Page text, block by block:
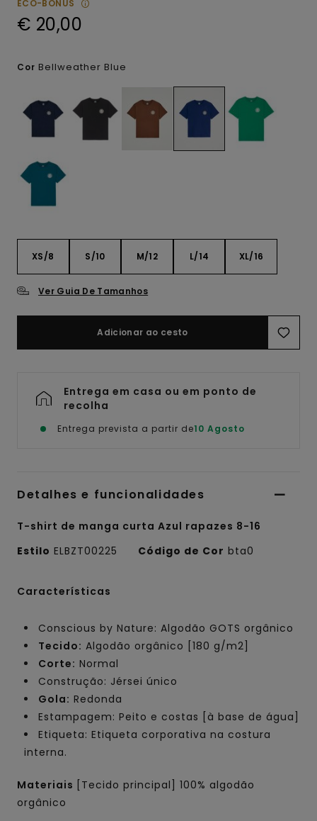
ECO-BONUS
€ 20,00
Cor Bellweather Blue
XS/8 S/10 M/12 L/14 XL/16
Ver Guia De Tamanhos
Adicionar ao cesto
Entrega em casa ou em ponto de
recolha
Entrega prevista a partir de10 Agosto
Detalhes e funcionalidades
T-shirt de manga curta Azul rapazes 8-16
Estilo ELBZT00225 Código de Cor bta0
Características
Conscious by Nature: Algodão GOTS orgânico
Tecido: Algodão orgânico [180 g/m2]
Corte: Normal
Construção: Jérsei único
Gola: Redonda
Estampagem: Peito e costas [à base de água]
Etiqueta: Etiqueta corporativa na costura
interna.
Materiais [Tecido principal] 100% algodão
orgânico